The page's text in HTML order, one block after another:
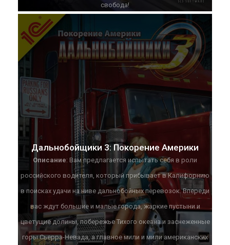
свобода!
Отправляйся в путь с этим превосходным симулятором
Scania, который гарантирует тебе незабываемые
впечатления от управления грузовиками!
Дальнобойщики 3: Покорение Америки
Описание: Вам предлагается испытать себя в роли
российского водителя, который прибывает в Калифорнию
в поисках удачи на ниве дальнобойных перевозок. Впереди
вас ждут большие и малые города, жаркие пустыни и
цветущие долины, побережье Тихого океана и заснеженные
горы Сьерра-Невада, а главное мили и мили американских